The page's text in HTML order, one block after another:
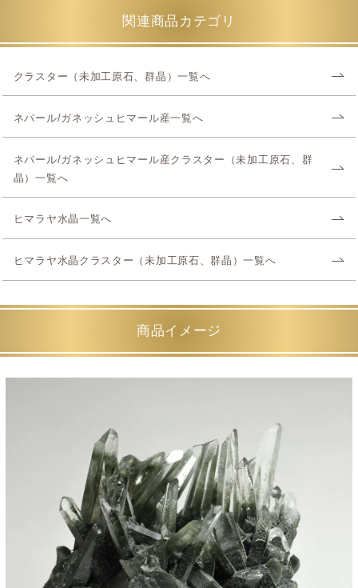
関連商品カテゴリ
クラスター（未加工原石、群晶）一覧へ
ネパール/ガネッシュヒマール産一覧へ
ネパール/ガネッシュヒマール産クラスター（未加工原石、群
晶）一覧へ
ヒマラヤ水晶一覧へ
ヒマラヤ水晶クラスター（未加工原石、群晶）一覧へ
商品イメージ